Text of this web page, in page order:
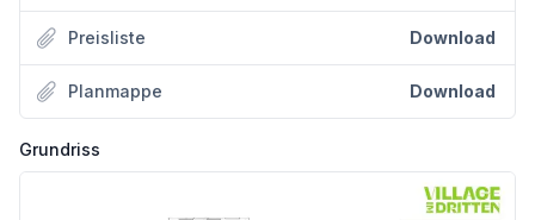
Das Baufeld 13 umfasst drei Baukörper, die über ein gemeinsames Sockelgeschoss verbunden sind:
* OPS 12 Stg. 1+2: fünf Obergeschosse
* OPS 12 Stg. 3: acht Obergeschosse
* HGP 5: zehn Obergeschosse
Insgesamt entstehen 143 Eigentumswohnungen mit Wohnflächen zwischen ca. 45m² und 110 m² und 2-5 Zimmern, sowie 2 Geschäftslokale. Zusätzlich werden 10 Hobbyräume zum Erwerb angeboten. Die kompakte Bauform sorgt großteils für zweiseitig belichtete Wohnungen, die jeweils über zwei Freiflächen verfügen:
Preisliste Download
Planmappe Download
Grundriss